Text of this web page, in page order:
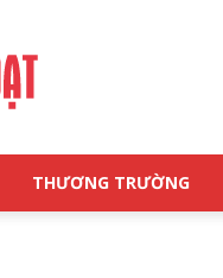
THƯƠNG TRƯỜNG